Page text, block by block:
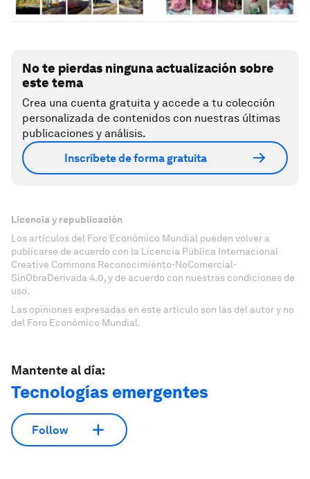
No te pierdas ninguna actualización sobre
este tema
Crea una cuenta gratuita y accede a tu colección
personalizada de contenidos con nuestras últimas
publicaciones y análisis.
Inscríbete de forma gratuita
Licencia y republicación
Los artículos del Foro Económico Mundial pueden volver a
publicarse de acuerdo con la Licencia Pública Internacional
Creative Commons Reconocimiento-NoComercial-
SinObraDerivada 4.0, y de acuerdo con nuestras condiciones de
uso.
Las opiniones expresadas en este artículo son las del autor y no
del Foro Económico Mundial.
Mantente al día:
Tecnologías emergentes
Follow